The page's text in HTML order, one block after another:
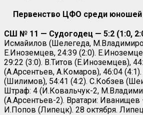
Первенство ЦФО среди юношей
СШ № 11 — Судогодец — 5:2 (1:0,
Исмайилов (Шелегеда,
Е.Иноземцев, 24:39 (2:0).
29:22 (3:0). В.Титов (Е.Иноземцев),
(А.Арсентьев, А.Комаров), 46:04
(Шилимов), 54:41 (4:2). С.Кобзев
Штраф: 4 (И.Ковальчук-2,
(А.Арсентьев-2). Вратари:
И.Попов (Липецк). 28 октября.